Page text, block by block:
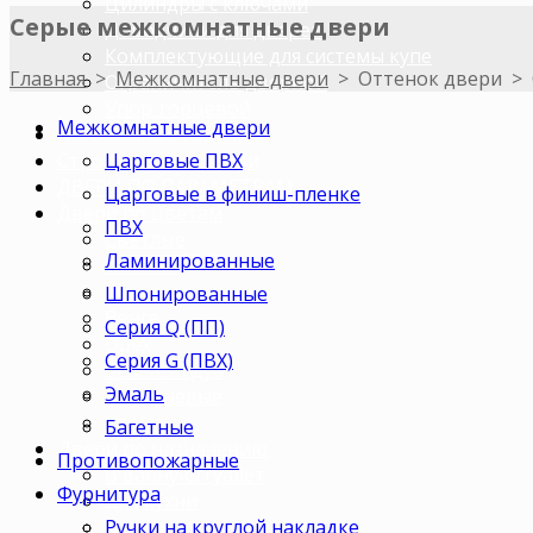
Доводчики для дверей
Ограничитель дверной
Погонажные изделия
Строительные двери
ДВЕРИ ПО ПАРАМЕТРАМ
Двери по цветам
Светлые
Темные
Бежевые
Венге
Орех
Беленый дуб
Коричневые
Серые
Двери по назначению
В ванную/туалет
Для кухни
В комнату
Серые межкомнатные двери
Главная> Межкомнатные двери > Оттенок двери >
Межкомнатные двери
Царговые ПВХ
Царговые в финиш-пленке
ПВХ
Ламинированные
Шпонированные
Серия Q (ПП)
Серия G (ПВХ)
Эмаль
Багетные
Противопожарные
Фурнитура
Ручки на круглой накладке